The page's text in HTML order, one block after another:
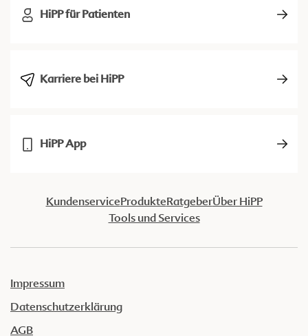
HiPP für Patienten
Karriere bei HiPP
HiPP App
KundenserviceProdukteRatgeberÜber HiPP
Tools und Services
Impressum
Datenschutzerklärung
AGB